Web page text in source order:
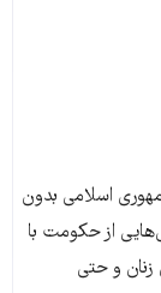
اسلامی بدون
از حکومت با
زنان و حتی